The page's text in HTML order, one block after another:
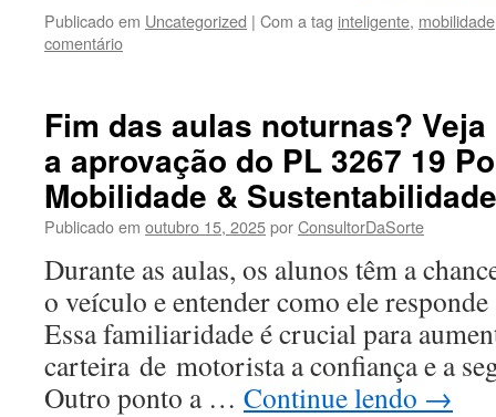
Publicado em Uncategorized | Com a tag inteligente, mobilidade
comentário
Fim das aulas noturnas?
a aprovação do PL 3267 19
Mobilidade & Sustentabilidade
Publicado em outubro 15, 2025porConsultorDaSorte
Durante as aulas, os alunos têm a
o veículo e entender como ele
Essa familiaridade é crucial para
carteira de motorista a confiança e a
Outro ponto a … Continue lendo →